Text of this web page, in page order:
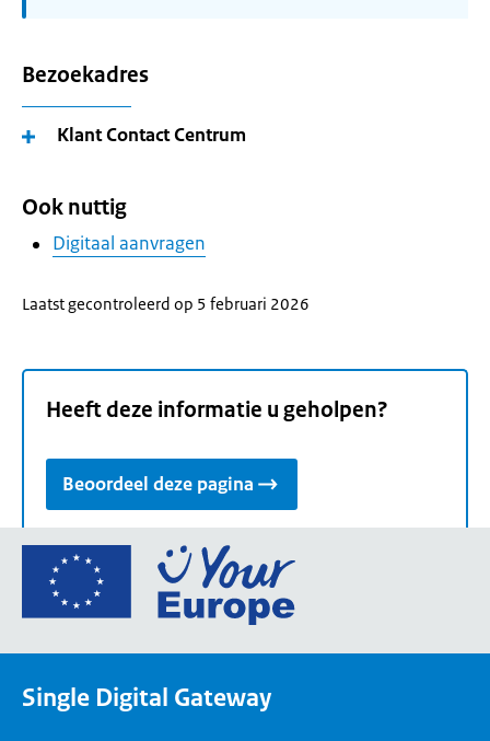
Bezoekadres
Klant Contact Centrum
Ook nuttig
Digitaal aanvragen
Laatst gecontroleerd op 5 februari 2026
Heeft deze informatie u geholpen?
Beoordeel deze pagina
Ga
de
Single Digital Gateway